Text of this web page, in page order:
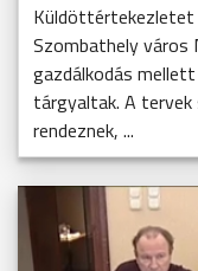
Küldöttértekezletet
Szombathely város
gazdálkodás
tárgyaltak. A
rendeznek, ...